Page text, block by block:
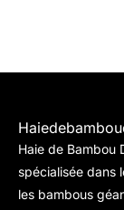
Haie de Bambou
spécialisée dans
les bambous